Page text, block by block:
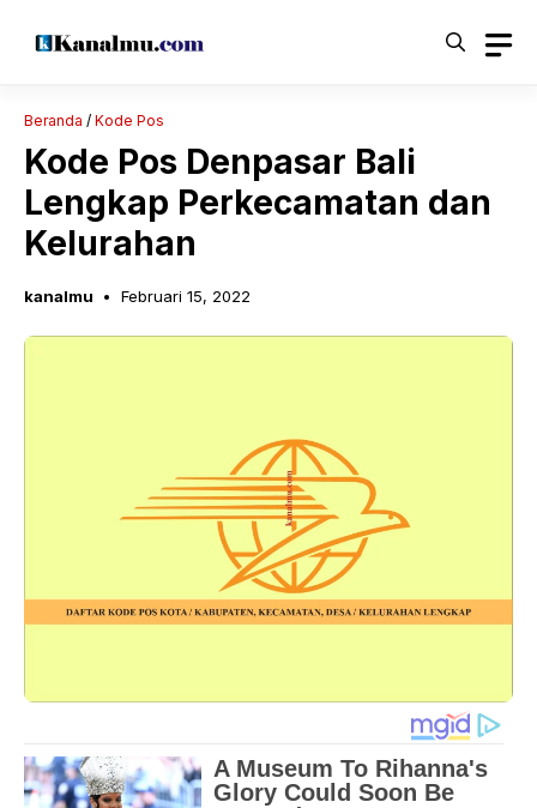
Beranda / Kode Pos
Kode Pos Denpasar Bali
Lengkap Perkecamatan dan
Kelurahan
kanalmu Februari 15, 2022